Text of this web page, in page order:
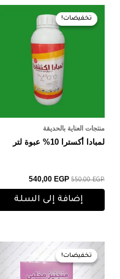
تخفيضات!
تخفيضات!
منتجات العناية بالحديقة
لمبادا أكسترا 10% عبوة لتر
550,00EGP
السعر
الأصلي
هو:
550,00 EGP.
540,00 EGP
السعر
إضافة إلى السلة
تخفيضات!
تخفيضات!
السعر
الأصلي
هو:
60,00 EGP.
السعر
الحالي
هو:
55,00 EGP.